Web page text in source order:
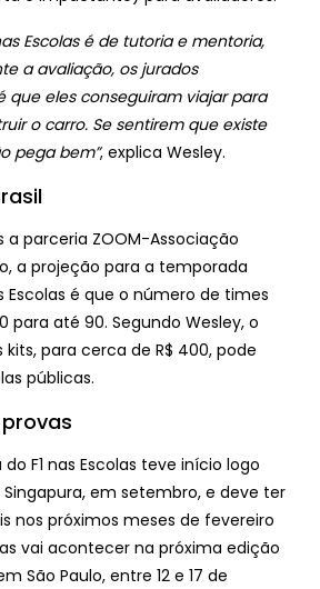
Escolas é de tutoria e mentoria,
a avaliação, os jurados
que eles conseguiram viajar para
o carro. Se sentirem que existe
pega bem”, explica Wesley.
a parceria ZOOM-Associação
a projeção para a temporada
Escolas é que o número de times
para até 90. Segundo Wesley, o
para cerca de R$ 400, pode
públicas.
F1 nas Escolas teve início logo
em setembro, e deve ter
nos próximos meses de fevereiro
vai acontecer na próxima edição
São Paulo, entre 12 e 17 de